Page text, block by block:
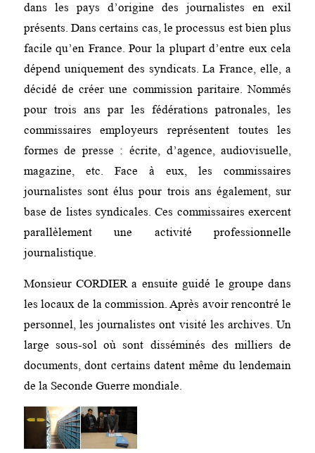
dans les pays d’origine des journalistes en exil
présents. Dans certains cas, le processus est bien plus
facile qu’en France. Pour la plupart d’entre eux cela
dépend uniquement des syndicats. La France, elle, a
décidé de créer une commission paritaire. Nommés
pour trois ans par les fédérations patronales, les
commissaires employeurs représentent toutes les
formes de presse : écrite, d’agence, audiovisuelle,
magazine, etc. Face à eux, les commissaires
journalistes sont élus pour trois ans également, sur
base de listes syndicales. Ces commissaires exercent
parallèlement une activité professionnelle
journalistique.
Monsieur CORDIER a ensuite guidé le groupe dans
les locaux de la commission. Après avoir rencontré le
personnel, les journalistes ont visité les archives. Un
large sous-sol où sont disséminés des milliers de
documents, dont certains datent même du lendemain
de la Seconde Guerre mondiale.